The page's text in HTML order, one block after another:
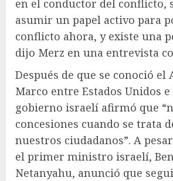
en el conductor del conflicto,
asumir un papel activo para
conflicto ahora, y existe una
dijo Merz en una entrevista
Después de que se conoció el
Marco entre Estados Unidos
gobierno israelí afirmó que
concesiones cuando se trata
nuestros ciudadanos”. A
el primer ministro israelí,
Netanyahu, anunció que